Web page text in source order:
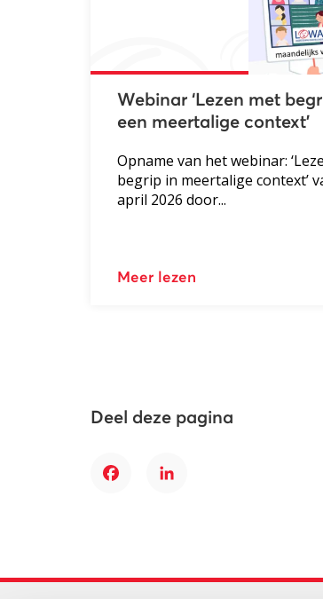
Webinar ‘Lezen met
een meertalige context’
Opname van het webinar:
begrip in meertalige context’
april 2026 door...
Meer lezen
Deel deze pagina
FacebookLinkedIn